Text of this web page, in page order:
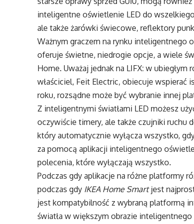
inteligentne oświetlenie LED do
ale także żarówki świecowe, reflektory
Ważnym graczem na rynku inteligentnego
oferuje świetne, niedrogie opcje, a wiele
Home. Uważaj jednak na LIFX: w
właściciel, Feit Electric, obiecuje
roku, rozsądne może być wybranie innej
Z inteligentnymi światłami LED możesz
oczywiście timery, ale także czujniki ruchu
który automatycznie wyłącza wszystko,
za pomocą aplikacji inteligentnego
polecenia, które wyłączają wszystko.
Podczas gdy aplikacje na różne platformy
podczas gdy IKEA Home Smartjest
jest kompatybilność z wybraną platformą
światła w większym obrazie